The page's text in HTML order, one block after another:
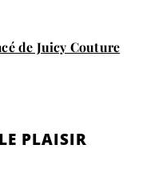
de Juicy Couture
PLAISIR